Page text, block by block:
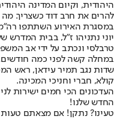
היהודית, וקיום המדינה
להרים את חרב דוד כשצריך.
במסגרת האירוע השתתפו
יוני נתניהו ז"ל, בבית
טרבלסי ונכתב על ידי אב
במחלה קשה לפני כמה
שדות נגב תמיר עידאן, ראש
קולא, חברי וחניכי המכינה.
העדכונים הכי חמים ישירות
החדש שלנו!
טעינו? נתקן! אם מצאתם